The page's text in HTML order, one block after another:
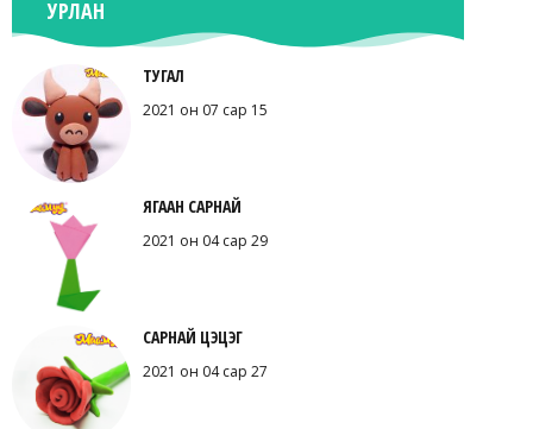
УРЛАН
ТУГАЛ
2021 он 07 сар 15
ЯГААН САРНАЙ
2021 он 04 сар 29
САРНАЙ ЦЭЦЭГ
2021 он 04 сар 27